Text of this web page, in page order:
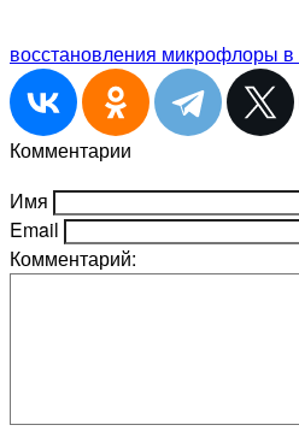
восстановления микрофлоры в
Комментарии
Имя
Email
Комментарий: